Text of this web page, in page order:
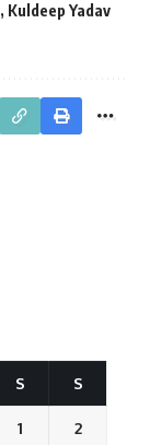
, Kuldeep Yadav
S S
1 2